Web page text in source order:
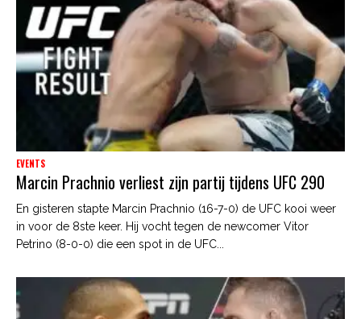
EVENTS
Marcin Prachnio verliest zijn partij tijdens UFC 290
En gisteren stapte Marcin Prachnio (16-7-0) de UFC kooi weer
in voor de 8ste keer. Hij vocht tegen de newcomer Vitor
Petrino (8-0-0) die een spot in de UFC...